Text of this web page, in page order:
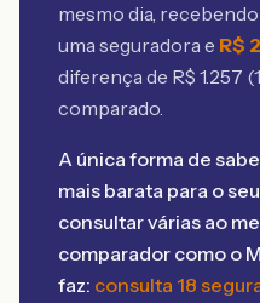
mesmo dia,
uma seguradora e R$
diferença de R$ 1.257 (
comparado.
A única forma de
mais barata para o
consultar várias ao
comparador como o
faz: consulta 18